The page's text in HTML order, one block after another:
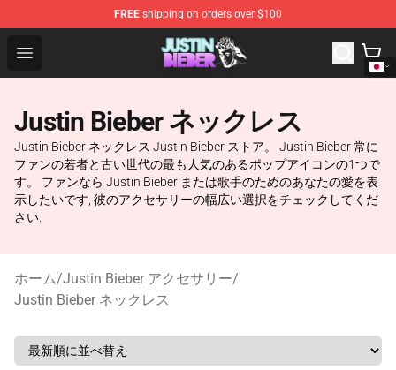
FREE shipping on orders over $100
Open menu
Justin Bieber Store - Official Justin Bieber Merchandise
Justin Bieber ネックレス
Justin Bieber ネックレス Justin Bieber ストア。 Justin Bieber 常に
ファンの若者と古い世代の最も人気のあるポップアイコンの1つで
す。 ファンなら Justin Bieber または歌手のためのあなたの愛を表
示したいです, 彼のアクセサリーの幅広い選択をチェックしてくだ
さい.
ホーム/Justin Bieber アクセサリー/
Justin Bieber ネックレス